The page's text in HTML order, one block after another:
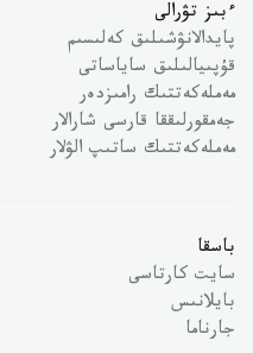
ءبىز تۋرالى
پايدالانۋشىلىق كەلىسىم
قۇپىيالىلىق ساياساتى
مەملەكەتتىك رامىزدەر
جەمقورلىققا قارسى شارالار
مەملەكەتتىك ساتىپ الۋلار
باسقا
سايت كارتاسى
بايلانىس
جارناما